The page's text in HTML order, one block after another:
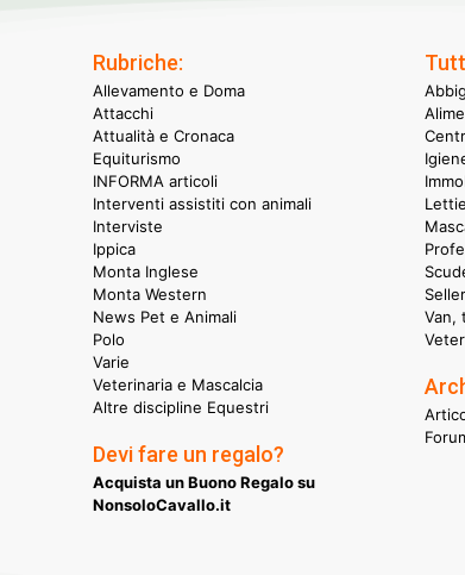
Rubriche:
Allevamento e Doma
Attacchi
Attualità e Cronaca
Equiturismo
INFORMA articoli
Interventi assistiti con animali
Interviste
Ippica
Monta Inglese
Monta Western
News Pet e Animali
Polo
Varie
Veterinaria e Mascalcia
Altre discipline Equestri
Devi fare un regalo?
Acquista un Buono Regalo su
NonsoloCavallo.it
Van,